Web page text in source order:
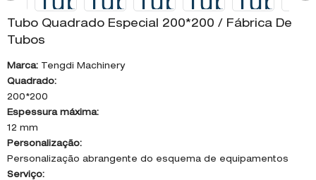
Tubo Quadrado Especial 200*200 / Fábrica De
Tubos
Marca: Tengdi Machinery
Quadrado:
200*200
Espessura máxima:
12 mm
Personalização:
Personalização abrangente do esquema de equipamentos
Serviço: